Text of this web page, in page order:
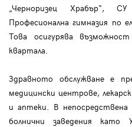
„Черноризец Храбър“,
Професионална гимназия по
Това осигурява
квартала.
Здравното обслужване е
медицински центрове,
и аптеки. В
болнични заведения